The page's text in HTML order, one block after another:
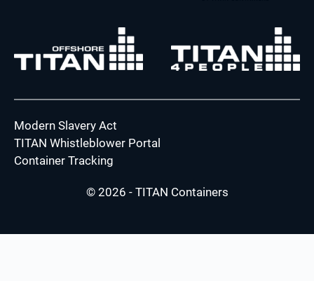
Modern Slavery Act
TITAN Whistleblower Portal
Container Tracking
© 2026 - TITAN Containers